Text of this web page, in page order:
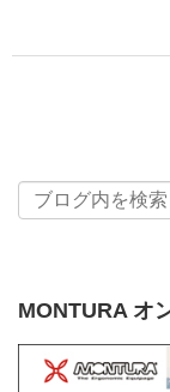
MONTURA オ